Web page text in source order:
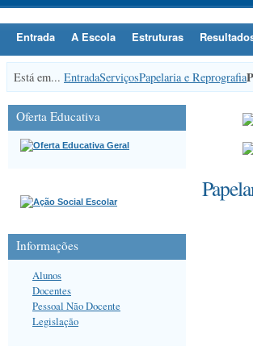
Entrada A Escola Estruturas
Está em... EntradaServiçosPapelaria e Reprografia
Oferta Educativa
Informações
Alunos
Docentes
Pessoal Não Docente
Legislação